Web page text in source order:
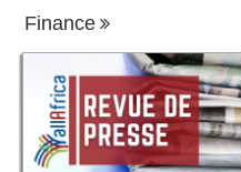
Finance